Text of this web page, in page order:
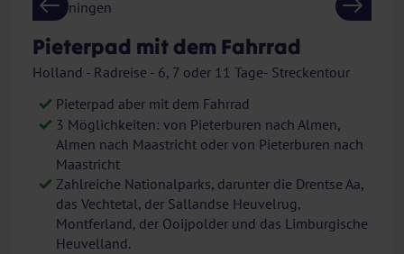
Previous Next
Pieterpad mit dem Fahrrad
Holland - Radreise - 6, 7 oder 11 Tage- Streckentour
Pieterpad aber mit dem Fahrrad
3 Möglichkeiten: von Pieterburen nach Almen,
Almen nach Maastricht oder von Pieterburen nach
Maastricht
Zahlreiche Nationalparks, darunter die Drentse Aa,
das Vechtetal, der Sallandse Heuvelrug,
Montferland, der Ooijpolder und das Limburgische
Heuvelland.